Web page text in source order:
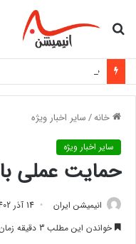
جستجو
خانه/سایر اخبار ویژه
سایر اخبار ویژه
حمایت عملی
انیمیشن ایران 14 آذر 1402
خواندن این مطلب 3 دقیقه زمان میبرد